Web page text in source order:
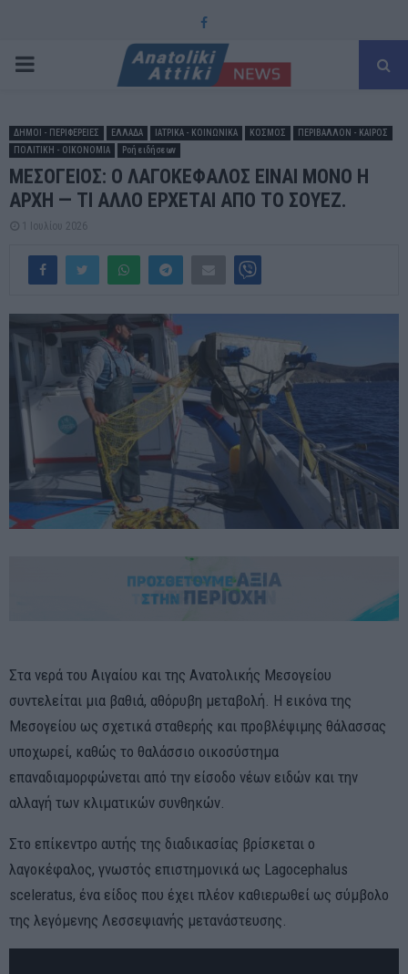
Facebook
PRIMARY
ΔΗΜΟΙ - ΠΕΡΙΦΕΡΕΙΕΣ ΕΛΛΑΔΑ ΙΑΤΡΙΚΑ - ΚΟΙΝΩΝΙΚΑ ΚΟΣΜΟΣ
ΠΕΡΙΒΑΛΛΟΝ - ΚΑΙΡΟΣ
ΠΟΛΙΤΙΚΗ - ΟΙΚΟΝΟΜΙΑ
Ροή ειδήσεων
ΜΕΣΟΓΕΙΟΣ: Ο ΛΑΓΟΚΕΦΑΛΟΣ ΕΙΝΑΙ ΜΟΝΟ Η
ΑΡΧΗ — ΤΙ ΑΛΛΟ ΕΡΧΕΤΑΙ ΑΠΟ ΤΟ ΣΟΥΕΖ.
1 Ιουλίου 2026
Στα νερά του Αιγαίου και της Ανατολικής Μεσογείου
συντελείται μια βαθιά, αθόρυβη μεταβολή. Η εικόνα της
Μεσογείου ως σχετικά σταθερής και προβλέψιμης θάλασσας
υποχωρεί, καθώς το θαλάσσιο οικοσύστημα
επαναδιαμορφώνεται από την είσοδο νέων ειδών και την
αλλαγή των κλιματικών συνθηκών.
Στο επίκεντρο αυτής της διαδικασίας βρίσκεται ο
λαγοκέφαλος, γνωστός επιστημονικά ως Lagocephalus
sceleratus, ένα είδος που έχει πλέον καθιερωθεί ως σύμβολο
της λεγόμενης Λεσσεψιανής μετανάστευσης.